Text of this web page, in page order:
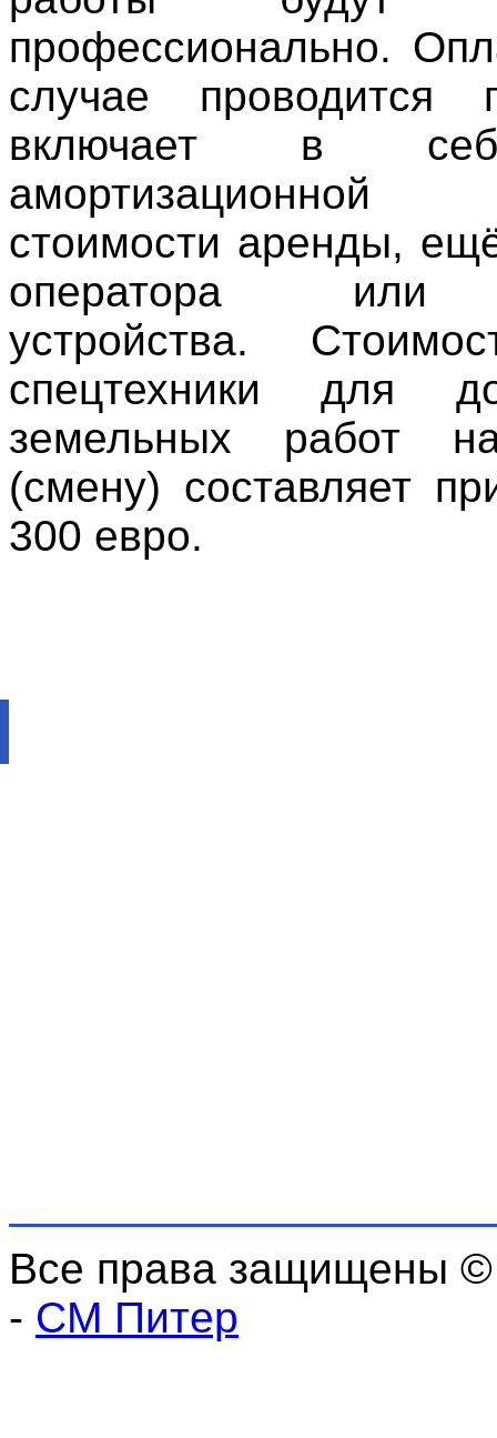
профессионально.
случае проводится
включает в
амортизационной
стоимости аренды,
оператора или
устройства.
спецтехники для
земельных работ
(смену) составляет
300 евро.
Все права защищены
- СМ Питер